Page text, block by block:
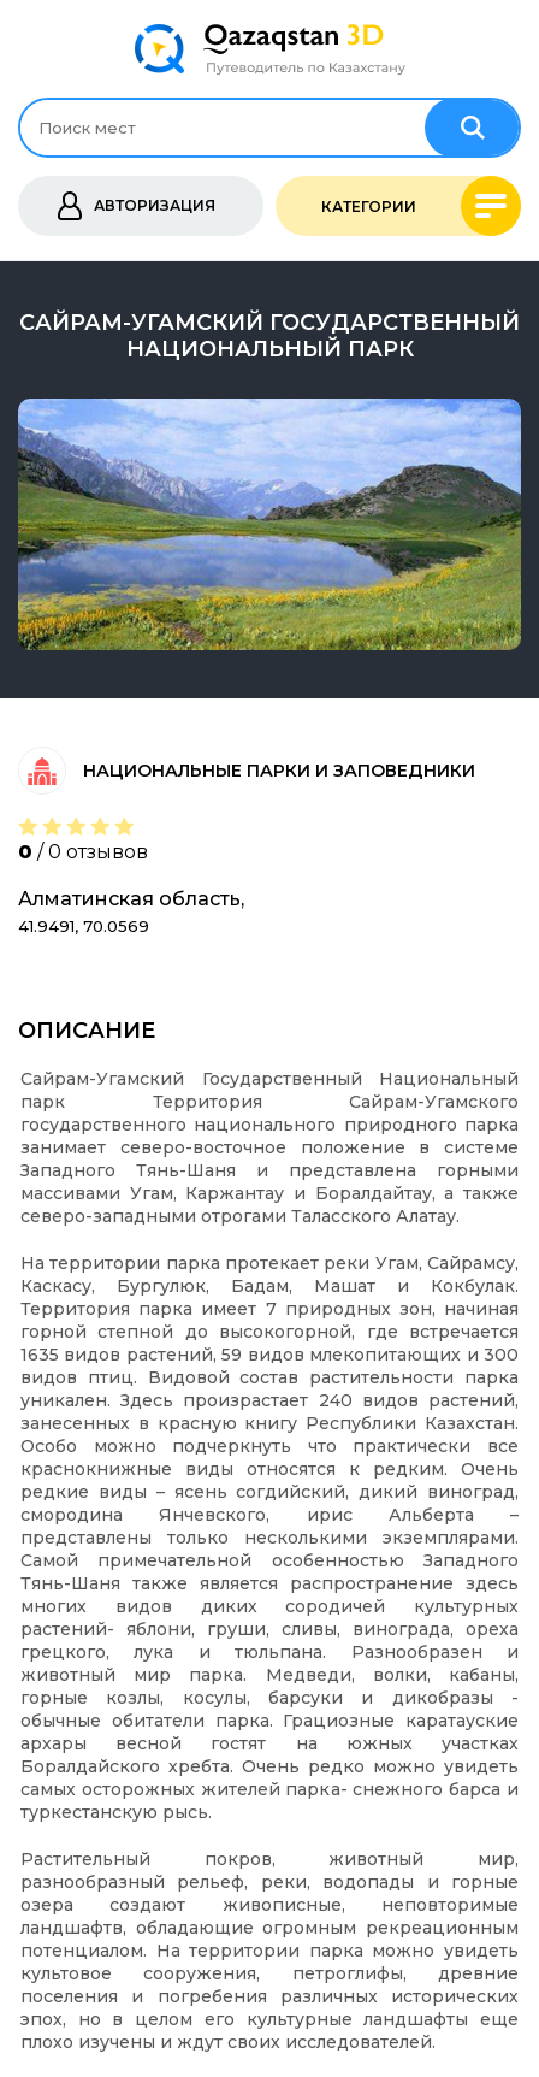
АВТОРИЗАЦИЯ КАТЕГОРИИ
САЙРАМ-УГАМСКИЙ ГОСУДАРСТВЕННЫЙ
НАЦИОНАЛЬНЫЙ ПАРК
НАЦИОНАЛЬНЫЕ ПАРКИ И ЗАПОВЕДНИКИ
0 / 0 отзывов
Алматинская область,
41.9491, 70.0569
ОПИСАНИЕ
Сайрам-Угамский Государственный Национальный
парк Территория Сайрам-Угамского
государственного национального природного парка
занимает северо-восточное положение в системе
Западного Тянь-Шаня и представлена горными
массивами Угам, Каржантау и Боралдайтау, а также
северо-западными отрогами Таласского Алатау.
На территории парка протекает реки Угам, Сайрамсу,
Каскасу, Бургулюк, Бадам, Машат и Кокбулак.
Территория парка имеет 7 природных зон, начиная
горной степной до высокогорной, где встречается
1635 видов растений, 59 видов млекопитающих и 300
видов птиц. Видовой состав растительности парка
уникален. Здесь произрастает 240 видов растений,
занесенных в красную книгу Республики Казахстан.
Особо можно подчеркнуть что практически все
краснокнижные виды относятся к редким. Очень
редкие виды – ясень согдийский, дикий виноград,
смородина Янчевского, ирис Альберта –
представлены только несколькими экземплярами.
Самой примечательной особенностью Западного
Тянь-Шаня также является распространение здесь
многих видов диких сородичей культурных
растений- яблони, груши, сливы, винограда, ореха
грецкого, лука и тюльпана. Разнообразен и
животный мир парка. Медведи, волки, кабаны,
горные козлы, косулы, барсуки и дикобразы -
обычные обитатели парка. Грациозные каратауские
архары весной гостят на южных участках
Боралдайского хребта. Очень редко можно увидеть
самых осторожных жителей парка- снежного барса и
туркестанскую рысь.
Растительный покров, животный мир,
разнообразный рельеф, реки, водопады и горные
озера создают живописные, неповторимые
ландшафтв, обладающие огромным рекреационным
потенциалом. На территории парка можно увидеть
культовое сооружения, петроглифы, древние
поселения и погребения различных исторических
эпох, но в целом его культурные ландшафты еще
плохо изучены и ждут своих исследователей.